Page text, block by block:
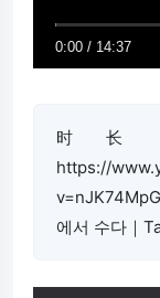
时长
https://
에서 수다｜